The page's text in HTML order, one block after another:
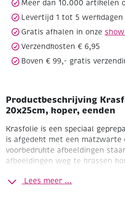
Meer dan 10.000 artikelen
Levertijd 1 tot 5 werkdagen
Gratis afhalen in onze
Verzendkosten € 6,95
Boven € 99,- gratis
Productbeschrijving
20x25cm, koper, eenden
Krasfolie is een speciaal
is afgedekt met een matzwarte
voorbedrukte afbeeldingen
afbeeldingen weg te krassen
Lees meer ...